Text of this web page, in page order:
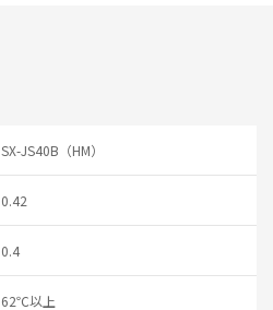
SX-JS40B（HM）
0.42
0.4
62℃以上